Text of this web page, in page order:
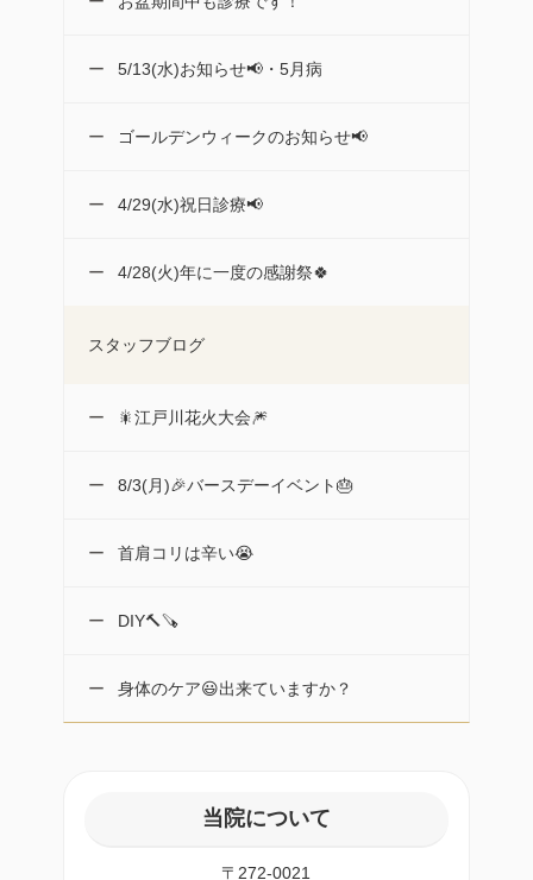
5/13(水)お知らせ📢・5月病
ゴールデンウィークのお知らせ📢
4/29(水)祝日診療📢
4/28(火)年に一度の感謝祭🍀
スタッフブログ
🎇江戸川花火大会🎆
8/3(月)🎉バースデーイベント🎂
首肩コリは辛い😭
DIY🔨🪚
身体のケア😃出来ていますか？
当院について
〒272-0021